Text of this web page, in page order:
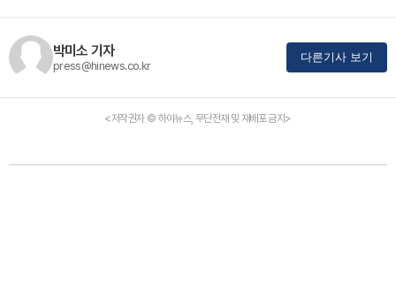
박미소 기자
press@hinews.co.kr
다른기사 보기
<저작권자 © 하이뉴스, 무단전재 및 재배포 금지>